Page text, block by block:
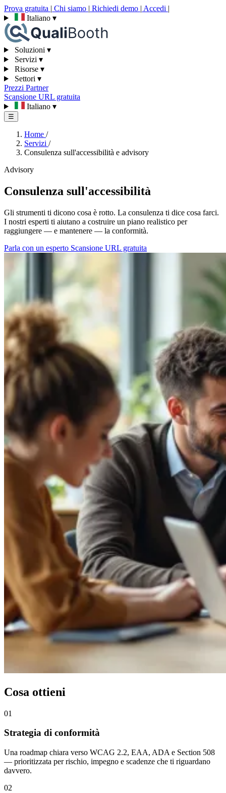
Prova gratuita | Chi siamo | Richiedi demo | Accedi |
Italiano ▾
Soluzioni ▾
Servizi ▾
Risorse ▾
Settori ▾
Prezzi Partner
Scansione URL gratuita
Italiano ▾
☰
Home /
Servizi /
Consulenza sull'accessibilità e advisory
Advisory
Consulenza sull'accessibilità
Gli strumenti ti dicono cosa è rotto. La consulenza ti dice cosa farci.
I nostri esperti ti aiutano a costruire un piano realistico per
raggiungere — e mantenere — la conformità.
Parla con un esperto Scansione URL gratuita
Cosa ottieni
01
Strategia di conformità
Una roadmap chiara verso WCAG 2.2, EAA, ADA e Section 508
— prioritizzata per rischio, impegno e scadenze che ti riguardano
davvero.
02